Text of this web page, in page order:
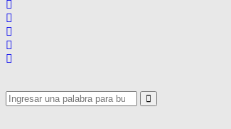
Search
for:
Search